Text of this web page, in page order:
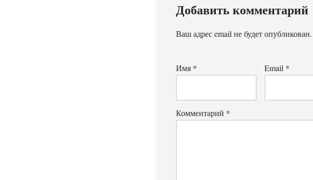
Добавить комментарий
Ваш адрес email не будет опубликован.
Имя * Email *
Комментарий *